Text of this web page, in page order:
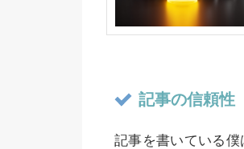
記事の信頼性
記事を書いている